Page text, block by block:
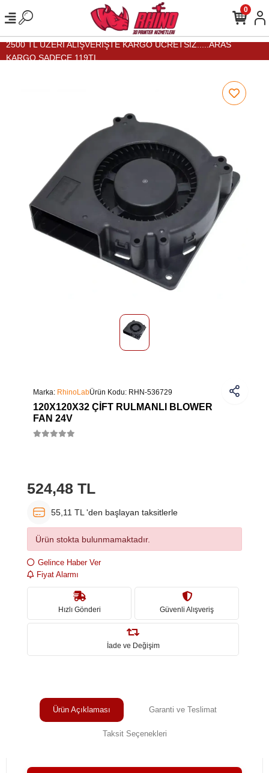
2500 TL ÜZERİ ALIŞVERİŞTE KARGO ÜCRETSİZ.....ARAS
KARGO SADECE 119TL...
0
Marka: RhinoLabÜrün Kodu: RHN-536729
120X120X32 ÇIFT RULMANLI BLOWER
FAN 24V
524,48 TL
55,11 TL 'den başlayan taksitlerle
Ürün stokta bulunmamaktadır.
Gelince Haber Ver
Fiyat Alarmı
Hızlı Gönderi Güvenli Alışveriş
İade ve Değişim
Ürün Açıklaması Garanti ve Teslimat
Taksit Seçenekleri